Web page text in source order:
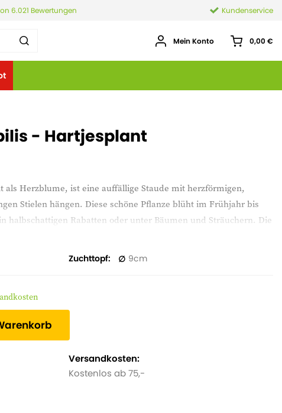
6.021 Bewertungen Kundenservice
Mein Konto 0,00 €
- Hartjesplant
als Herzblume, ist eine auffällige Staude mit herzförmigen,
Stielen hängen. Diese schöne Pflanze blüht im Frühjahr bis
halbschattigen Rabatten oder unter Bäumen und Sträuchern. Die
aus und mag einen gut durchlässigen, feuchten Boden.
Zuchttopf 9
Versandkosten:
Kostenlos ab 75,-